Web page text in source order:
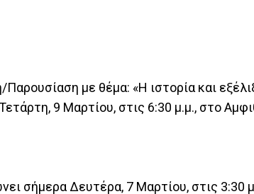
με θέμα: «Η ιστορία και
9 Μαρτίου, στις 6:30 μ.μ., στο
σήμερα Δευτέρα, 7 Μαρτίου, στις 3:30